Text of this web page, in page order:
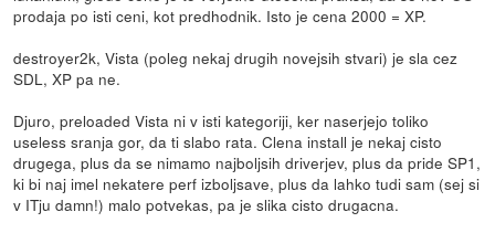
prodaja po isti ceni, kot predhodnik. Isto je cena 2000 = XP.
destroyer2k, Vista (poleg nekaj drugih novejsih stvari) je sla cez
SDL, XP pa ne.
Djuro, preloaded Vista ni v isti kategoriji, ker naserjejo toliko
useless sranja gor, da ti slabo rata. Clena install je nekaj cisto
drugega, plus da se nimamo najboljsih driverjev, plus da pride SP1,
ki bi naj imel nekatere perf izboljsave, plus da lahko tudi sam (sej si
v ITju damn!) malo potvekas, pa je slika cisto drugacna.